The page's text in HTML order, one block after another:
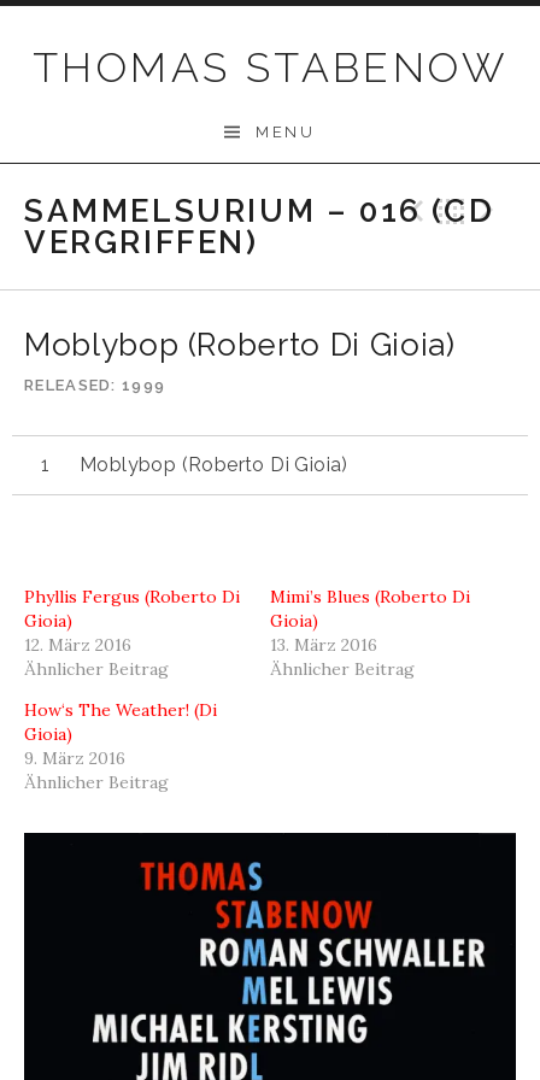
THOMAS STABENOW
MENU
SAMMELSURIUM – 016 (CD
VERGRIFFEN)
Moblybop (Roberto Di Gioia)
RELEASED 1999
Moblybop (Roberto Di Gioia)
Phyllis Fergus (Roberto Di
Gioia)
12. März 2016
Ähnlicher Beitrag
Mimi’s Blues (Roberto Di
Gioia)
13. März 2016
Ähnlicher Beitrag
How‘s The Weather! (Di
Gioia)
9. März 2016
Ähnlicher Beitrag